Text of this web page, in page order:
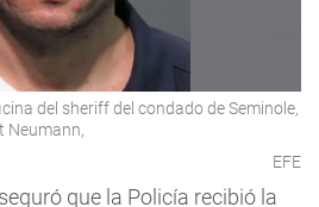
del sheriff del condado de Seminole,
Neumann,
EFE
que la Policía recibió la